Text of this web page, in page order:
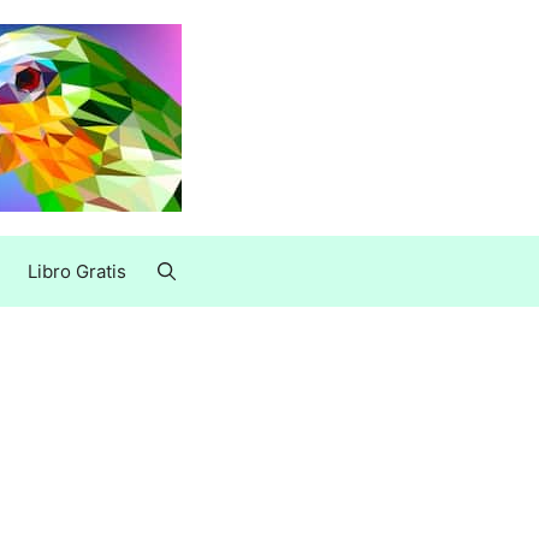
Libro Gratis